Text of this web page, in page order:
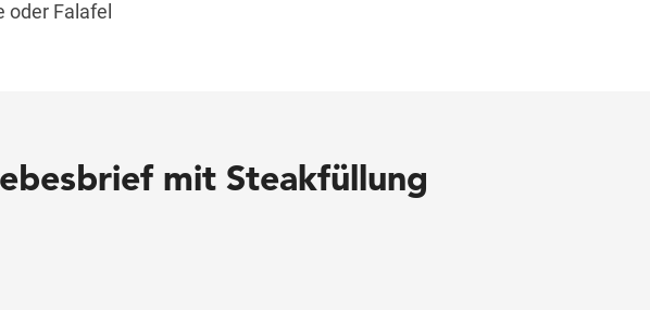
oder Falafel
mit Steakfüllung